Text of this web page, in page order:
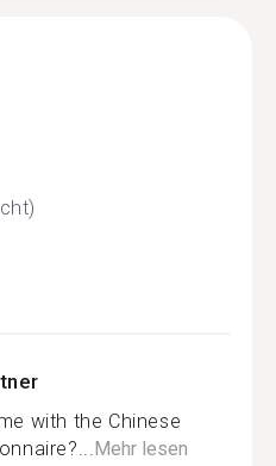
with the Chinese
Mehr lesen